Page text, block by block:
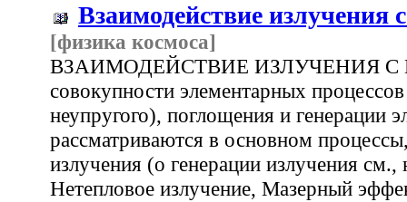
Взаимодействие излучения
[физика космоса]
ВЗАИМОДЕЙСТВИЕ ИЗЛУЧЕНИЯ С
совокупности элементарных
неупругого), поглощения и генерации
рассматриваются в основном
излучения (о генерации излучения
Нетепловое излучение, Мазерный